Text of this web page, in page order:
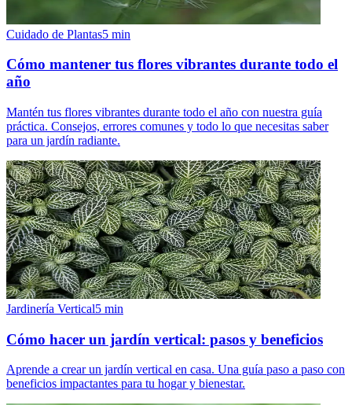
Cuidado de Plantas5 min
Cómo mantener tus flores vibrantes durante todo el
año
Mantén tus flores vibrantes durante todo el año con nuestra guía
práctica. Consejos, errores comunes y todo lo que necesitas saber
para un jardín radiante.
Jardinería Vertical5 min
Cómo hacer un jardín vertical: pasos y beneficios
Aprende a crear un jardín vertical en casa. Una guía paso a paso con
beneficios impactantes para tu hogar y bienestar.